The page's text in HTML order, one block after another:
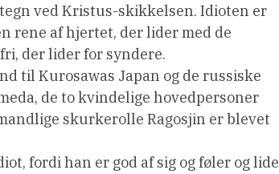
ved Kristus-skikkelsen. Idioten er
rene af hjertet, der lider med de
der lider for syndere.
til Kurosawas Japan og de russiske
de to kvindelige hovedpersoner
skurkerolle Ragosjin er blevet
fordi han er god af sig og føler og